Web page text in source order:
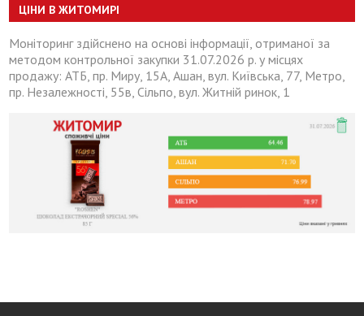
ЦІНИ В ЖИТОМИРІ
Моніторинг здійснено на основі інформації, отриманої за
методом контрольної закупки 31.07.2026 р. у місцях
продажу: АТБ, пр. Миру, 15А, Ашан, вул. Київська, 77, Метро,
пр. Незалежності, 55в, Сільпо, вул. Житній ринок, 1